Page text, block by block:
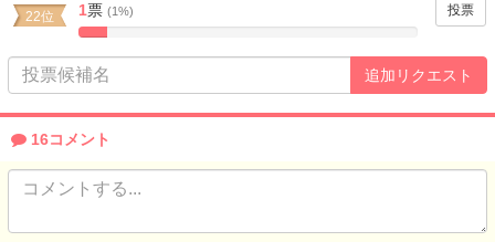
22位
1票 (1%)
8.3333333333333%
Complete
16コメント